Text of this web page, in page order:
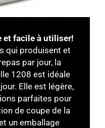
et facile à utiliser!
qui produisent et
par jour, la
1208 est idéale
Elle est légère,
parfaites pour
de coupe de la
un emballage